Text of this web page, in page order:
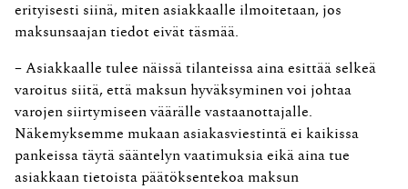
erityisesti siinä, miten asiakkaalle ilmoitetaan, jos
maksunsaajan tiedot eivät täsmää.
– Asiakkaalle tulee näissä tilanteissa aina esittää selkeä
varoitus siitä, että maksun hyväksyminen voi johtaa
varojen siirtymiseen väärälle vastaanottajalle.
Näkemyksemme mukaan asiakasviestintä ei kaikissa
pankeissa täytä sääntelyn vaatimuksia eikä aina tue
asiakkaan tietoista päätöksentekoa maksun